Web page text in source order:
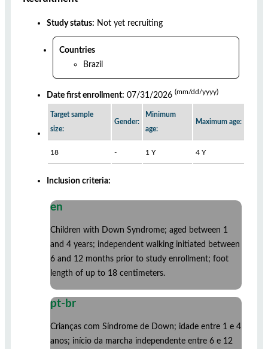
Study status: Not yet recruiting
Countries
Brazil
Date first enrollment: 07/31/2026 (mm/dd/yyyy)
Target sample
size:
Gender:
Minimum
age:
Maximum age:
18 - 1 Y 4 Y
Inclusion criteria:
en
Children with Down Syndrome; aged between 1
and 4 years; independent walking initiated between
6 and 12 months prior to study enrollment; foot
length of up to 18 centimeters.
pt-br
Crianças com Síndrome de Down; idade entre 1 e 4
anos; início da marcha independente entre 6 e 12